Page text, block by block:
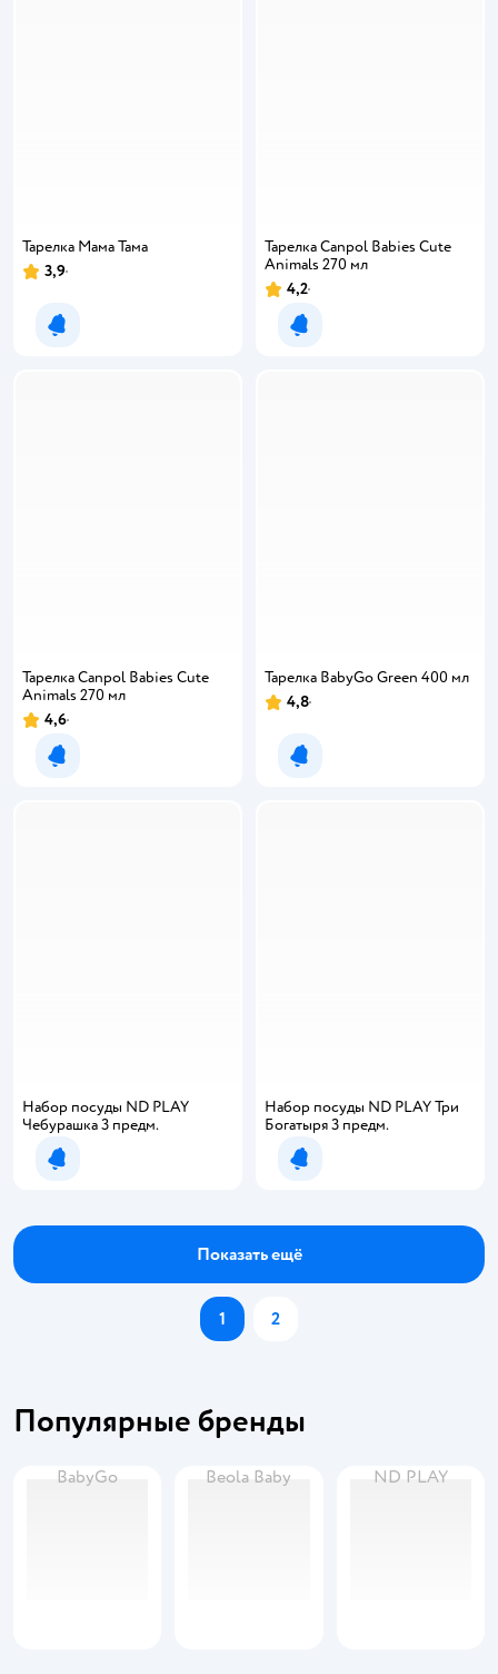
Тарелка Мама Тама
3,9
Уведомить о появлении
Тарелка Canpol Babies Cute
Animals 270 мл
4,2
Уведомить о появлении
Тарелка Canpol Babies Cute
Animals 270 мл
4,6
Уведомить о появлении
Тарелка BabyGo Green 400 мл
4,8
Уведомить о появлении
Набор посуды ND PLAY
Чебурашка 3 предм.
Уведомить о появлении
Набор посуды ND PLAY Три
Богатыря 3 предм.
Уведомить о появлении
Показать ещё
1 2
Популярные бренды
BabyGo Beola Baby ND PLAY